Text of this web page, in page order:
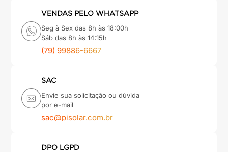
VENDAS PELO WHATSAPP
Seg à Sex das 8h às 18:00h
Sáb das 8h às 14:15h
(79) 99886-6667
SAC
Envie sua solicitação ou dúvida
por e-mail
sac@pisolar.com.br
DPO LGPD